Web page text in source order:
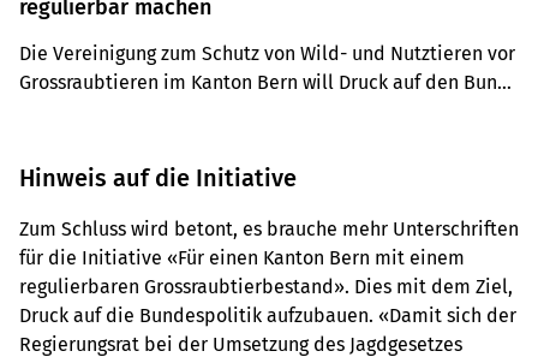
regulierbar machen
Die Vereinigung zum Schutz von Wild- und Nutztieren vor
Grossraubtieren im Kanton Bern will Druck auf den Bund
Hinweis auf die Initiative
Zum Schluss wird betont, es brauche mehr Unterschriften
für die Initiative «Für einen Kanton Bern mit einem
regulierbaren Grossraubtierbestand». Dies mit dem Ziel,
Druck auf die Bundespolitik aufzubauen. «Damit sich der
Regierungsrat bei der Umsetzung des Jagdgesetzes